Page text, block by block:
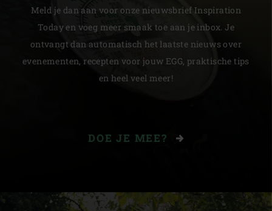
Meld je dan aan voor onze nieuwsbrief Inspiration
Today en voeg meer smaak toe aan je inbox. Je
ontvangt dan automatisch het laatste nieuws over
evenementen, recepten voor jouw EGG, praktische tips
en heel veel meer!
DOE JE MEE?